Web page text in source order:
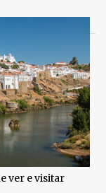
ver e visitar